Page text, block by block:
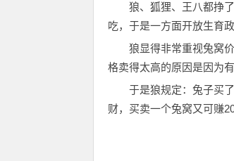
狼、狐狸、王八都挣
吃，于是一方面开放生育
狼显得非常重视兔窝
格卖得太高的原因是因为
于是狼规定：兔子买
财，买卖一个兔窝又可赚